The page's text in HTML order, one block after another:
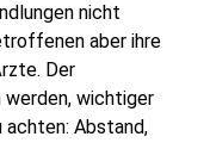
nicht
aber ihre
Der
wichtiger
achten: Abstand,